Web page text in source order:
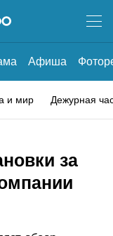
Афиша
и мир Дежурная
за